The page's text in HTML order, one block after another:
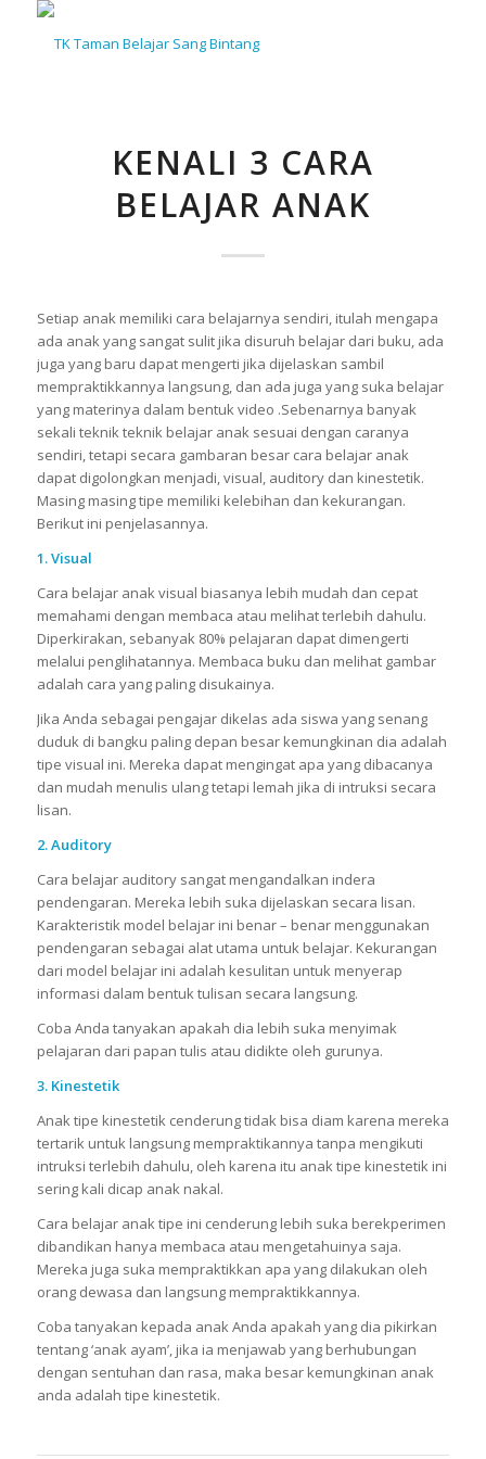
KENALI 3 CARA
BELAJAR ANAK
Setiap anak memiliki cara belajarnya sendiri, itulah mengapa
ada anak yang sangat sulit jika disuruh belajar dari buku, ada
juga yang baru dapat mengerti jika dijelaskan sambil
mempraktikkannya langsung, dan ada juga yang suka belajar
yang materinya dalam bentuk video .Sebenarnya banyak
sekali teknik teknik belajar anak sesuai dengan caranya
sendiri, tetapi secara gambaran besar cara belajar anak
dapat digolongkan menjadi, visual, auditory dan kinestetik.
Masing masing tipe memiliki kelebihan dan kekurangan.
Berikut ini penjelasannya.
1.Visual
Cara belajar anak visual biasanya lebih mudah dan cepat
memahami dengan membaca atau melihat terlebih dahulu.
Diperkirakan, sebanyak 80% pelajaran dapat dimengerti
melalui penglihatannya. Membaca buku dan melihat gambar
adalah cara yang paling disukainya.
Jika Anda sebagai pengajar dikelas ada siswa yang senang
duduk di bangku paling depan besar kemungkinan dia adalah
tipe visual ini. Mereka dapat mengingat apa yang dibacanya
dan mudah menulis ulang tetapi lemah jika di intruksi secara
lisan.
2.Auditory
Cara belajar auditory sangat mengandalkan indera
pendengaran. Mereka lebih suka dijelaskan secara lisan.
Karakteristik model belajar ini benar – benar menggunakan
pendengaran sebagai alat utama untuk belajar. Kekurangan
dari model belajar ini adalah kesulitan untuk menyerap
informasi dalam bentuk tulisan secara langsung.
Coba Anda tanyakan apakah dia lebih suka menyimak
pelajaran dari papan tulis atau didikte oleh gurunya.
3. Kinestetik
Anak tipe kinestetik cenderung tidak bisa diam karena mereka
tertarik untuk langsung mempraktikannya tanpa mengikuti
intruksi terlebih dahulu, oleh karena itu anak tipe kinestetik ini
sering kali dicap anak nakal.
Cara belajar anak tipe ini cenderung lebih suka berekperimen
dibandikan hanya membaca atau mengetahuinya saja.
Mereka juga suka mempraktikkan apa yang dilakukan oleh
orang dewasa dan langsung mempraktikkannya.
Coba tanyakan kepada anak Anda apakah yang dia pikirkan
tentang ‘anak ayam’, jika ia menjawab yang berhubungan
dengan sentuhan dan rasa, maka besar kemungkinan anak
anda adalah tipe kinestetik.